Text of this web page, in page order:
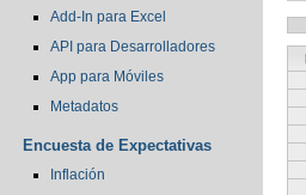
Add-In para Excel
API para Desarrolladores
App para Móviles
Metadatos
Encuesta de Expectativas
Inflación